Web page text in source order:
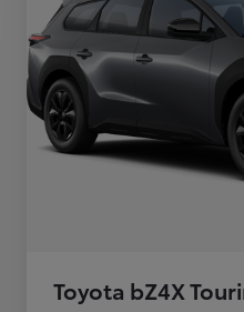
Toyota bZ4X